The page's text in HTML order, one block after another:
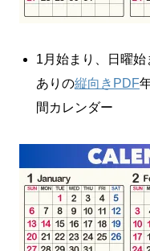
1月始まり、日曜
ありの縦向きPDF
間カレンダー